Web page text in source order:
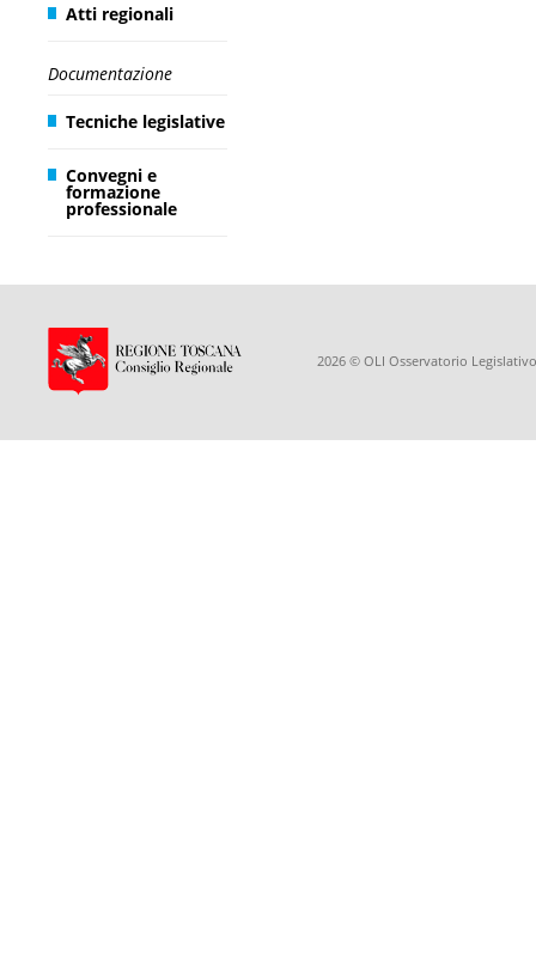
Atti regionali
Documentazione
Tecniche legislative
Convegni e
formazione
professionale
2026 © OLI Osservatorio